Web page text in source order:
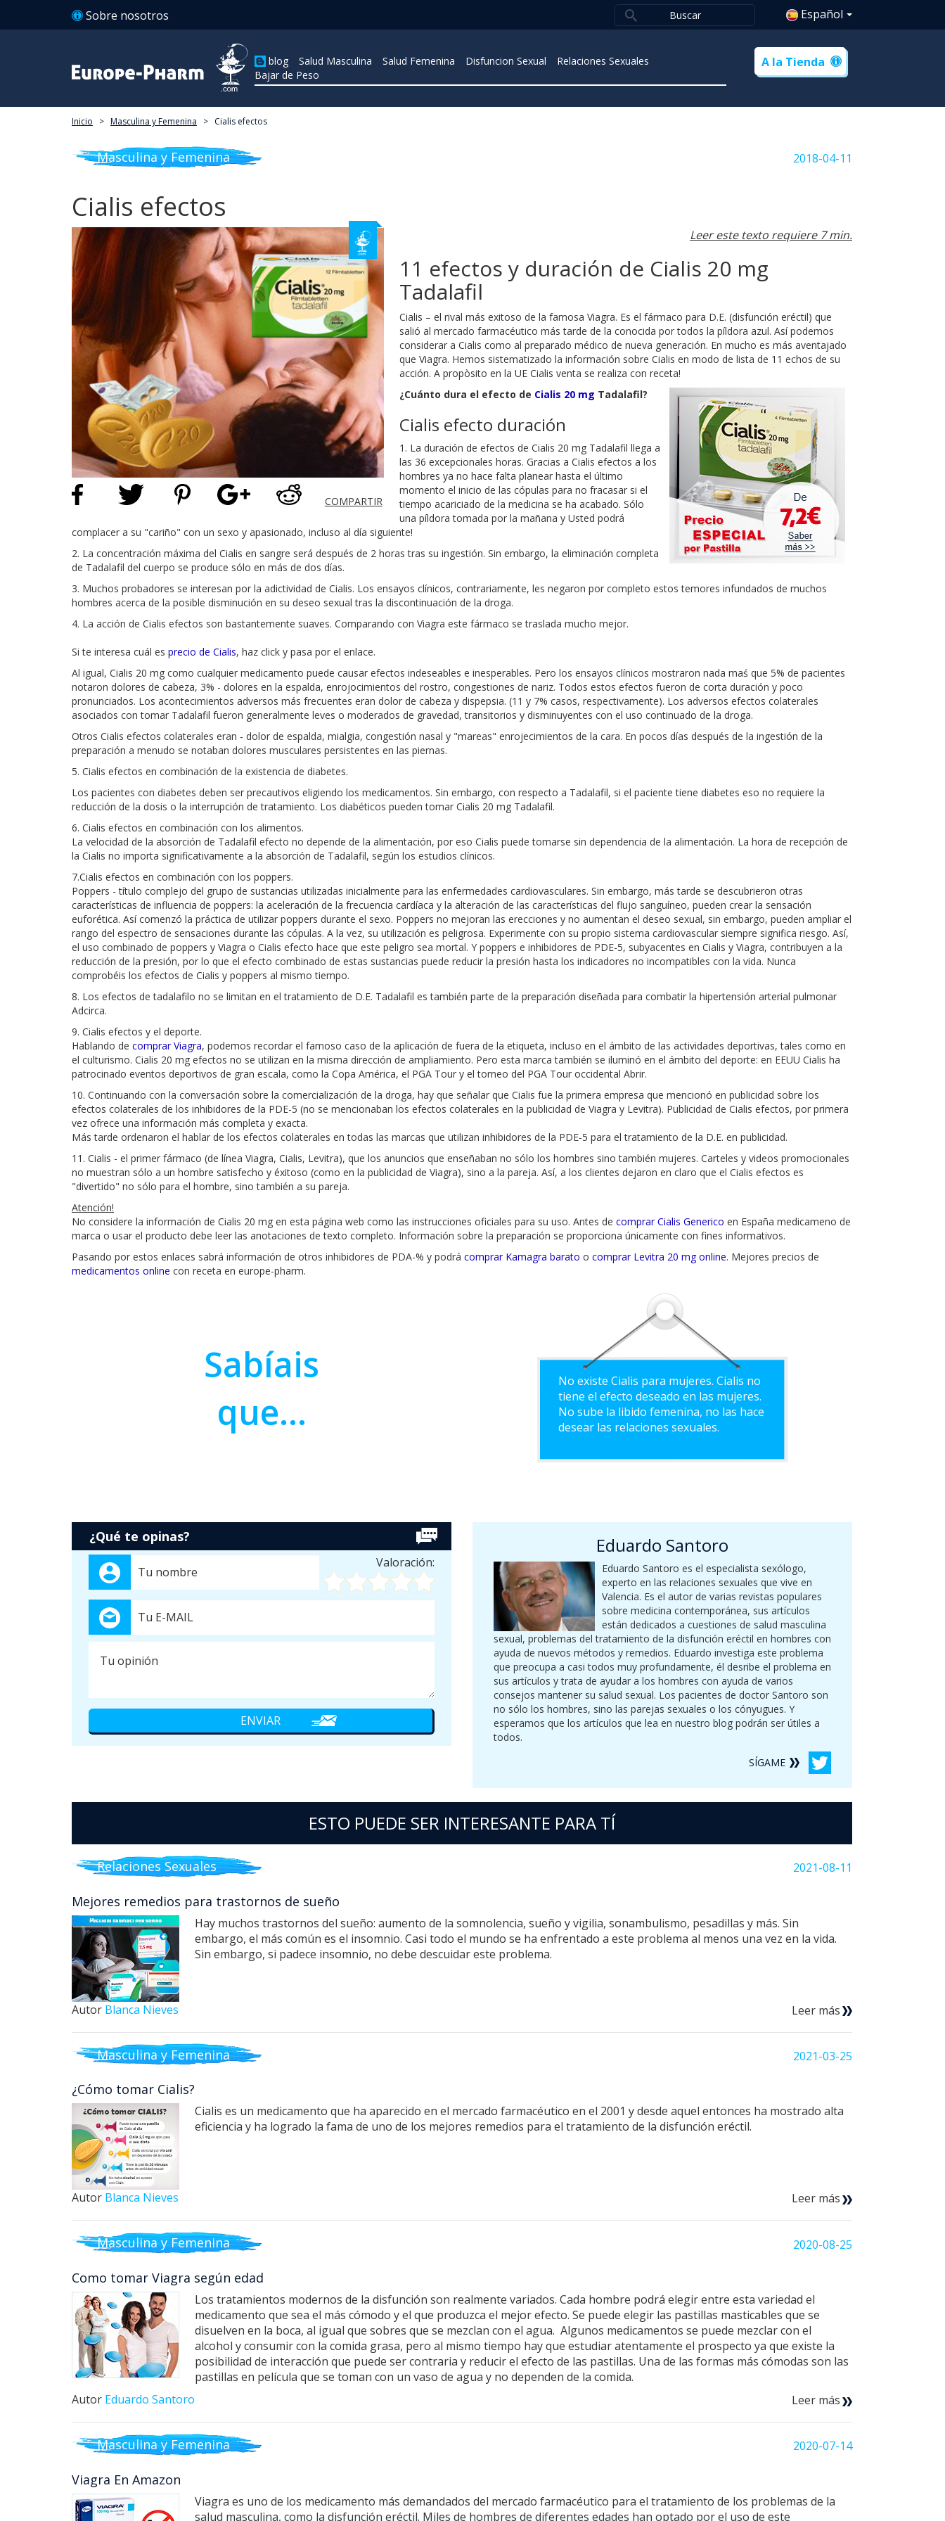
Sobre nosotros Español
blog Salud Masculina Salud Femenina Disfuncion Sexual
Relaciones Sexuales
Bajar de Peso
A la Tienda
Inicio > Masculina y Femenina > Cialis efectos
Masculina y Femenina 2018-04-11
Cialis efectos
COMPARTIR
Leer este texto requiere 7 min.
11 efectos y duración de Cialis 20 mg
Tadalafil
Cialis – el rival más exitoso de la famosa Viagra. Es el fármaco para D.E. (disfunción eréctil) que
salió al mercado farmacéutico más tarde de la conocida por todos la píldora azul. Así podemos
considerar a Cialis como al preparado médico de nueva generación. En mucho es más aventajado
que Viagra. Hemos sistematizado la información sobre Cialis en modo de lista de 11 echos de su
acción. A propòsito en la UE Cialis venta se realiza con receta!
¿Cuánto dura el efecto de Cialis 20 mg Tadalafil?
Cialis efecto duración
1. La duración de efectos de Cialis 20 mg Tadalafil llega a
las 36 excepcionales horas. Gracias a Cialis efectos a los
hombres ya no hace falta planear hasta el último
momento el inicio de las cópulas para no fracasar si el
tiempo acariciado de la medicina se ha acabado. Sólo
una píldora tomada por la mañana y Usted podrá
complacer a su "cariño" con un sexo y apasionado, incluso al día siguiente!
2. La concentración máxima del Cialis en sangre será después de 2 horas tras su ingestión. Sin embargo, la eliminación completa
de Tadalafil del cuerpo se produce sólo en más de dos días.
3. Muchos probadores se interesan por la adictividad de Cialis. Los ensayos clínicos, contrariamente, les negaron por completo estos temores infundados de muchos
hombres acerca de la posible disminución en su deseo sexual tras la discontinuación de la droga.
4. La acción de Cialis efectos son bastantemente suaves. Comparando con Viagra este fármaco se traslada mucho mejor.
Si te interesa cuál es precio de Cialis, haz click y pasa por el enlace.
Al igual, Cialis 20 mg como cualquier medicamento puede causar efectos indeseables e inesperables. Pero los ensayos clínicos mostraron nada maś que 5% de pacientes
notaron dolores de cabeza, 3% - dolores en la espalda, enrojocimientos del rostro, congestiones de nariz. Todos estos efectos fueron de corta duración y poco
pronunciados. Los acontecimientos adversos más frecuentes eran dolor de cabeza y dispepsia. (11 y 7% casos, respectivamente). Los adversos efectos colaterales
asociados con tomar Tadalafil fueron generalmente leves o moderados de gravedad, transitorios y disminuyentes con el uso continuado de la droga.
Otros Cialis efectos colaterales eran - dolor de espalda, mialgia, congestión nasal y "mareas" enrojecimientos de la cara. En pocos días después de la ingestión de la
preparación a menudo se notaban dolores musculares persistentes en las piernas.
5. Cialis efectos en combinación de la existencia de diabetes.
Los pacientes con diabetes deben ser precautivos eligiendo los medicamentos. Sin embargo, con respecto a Tadalafil, si el paciente tiene diabetes eso no requiere la
reducción de la dosis o la interrupción de tratamiento. Los diabéticos pueden tomar Cialis 20 mg Tadalafil.
6. Cialis efectos en combinación con los alimentos.
La velocidad de la absorción de Tadalafil efecto no depende de la alimentación, por eso Cialis puede tomarse sin dependencia de la alimentación. La hora de recepción de
la Cialis no importa significativamente a la absorción de Tadalafil, según los estudios clínicos.
7.Cialis efectos en combinación con los poppers.
Poppers - título complejo del grupo de sustancias utilizadas inicialmente para las enfermedades cardiovasculares. Sin embargo, más tarde se descubrieron otras
características de influencia de poppers: la aceleración de la frecuencia cardíaca y la alteración de las características del flujo sanguíneo, pueden crear la sensación
euforética. Así comenzó la práctica de utilizar poppers durante el sexo. Poppers no mejoran las erecciones y no aumentan el deseo sexual, sin embargo, pueden ampliar el
rango del espectro de sensaciones durante las cópulas. A la vez, su utilización es peligrosa. Experimente con su propio sistema cardiovascular siempre significa riesgo. Así,
el uso combinado de poppers y Viagra o Cialis efecto hace que este peligro sea mortal. Y poppers e inhibidores de PDE-5, subyacentes en Cialis y Viagra, contribuyen a la
reducción de la presión, por lo que el efecto combinado de estas sustancias puede reducir la presión hasta los indicadores no incompatibles con la vida. Nunca
comprobéis los efectos de Cialis y poppers al mismo tiempo.
8. Los efectos de tadalafilo no se limitan en el tratamiento de D.E. Tadalafil es también parte de la preparación diseñada para combatir la hipertensión arterial pulmonar
Adcirca.
9. Cialis efectos y el deporte.
Hablando de comprar Viagra, podemos recordar el famoso caso de la aplicación de fuera de la etiqueta, incluso en el ámbito de las actividades deportivas, tales como en
el culturismo. Cialis 20 mg efectos no se utilizan en la misma dirección de ampliamiento. Pero esta marca también se iluminó en el ámbito del deporte: en EEUU Cialis ha
patrocinado eventos deportivos de gran escala, como la Copa América, el PGA Tour y el torneo del PGA Tour occidental Abrir.
10. Continuando con la conversación sobre la comercialización de la droga, hay que señalar que Cialis fue la primera empresa que mencionó en publicidad sobre los
efectos colaterales de los inhibidores de la PDE-5 (no se mencionaban los efectos colaterales en la publicidad de Viagra y Levitra). Publicidad de Cialis efectos, por primera
vez ofrece una información más completa y exacta.
Más tarde ordenaron el hablar de los efectos colaterales en todas las marcas que utilizan inhibidores de la PDE-5 para el tratamiento de la D.E. en publicidad.
11. Cialis - el primer fármaco (de línea Viagra, Cialis, Levitra), que los anuncios que enseñaban no sólo los hombres sino también mujeres. Carteles y videos promocionales
no muestran sólo a un hombre satisfecho y éxitoso (como en la publicidad de Viagra), sino a la pareja. Así, a los clientes dejaron en claro que el Cialis efectos es
"divertido" no sólo para el hombre, sino también a su pareja.
Atención!
No considere la información de Cialis 20 mg en esta página web como las instrucciones oficiales para su uso. Antes de comprar Cialis Generico en España medicameno de
marca o usar el producto debe leer las anotaciones de texto completo. Información sobre la preparación se proporciona únicamente con fines informativos.
Pasando por estos enlaces sabrá información de otros inhibidores de PDA-% y podrá comprar Kamagra barato o comprar Levitra 20 mg online. Mejores precios de
medicamentos online con receta en europe-pharm.
Sabíais
que...
No existe Cialis para mujeres. Cialis no
tiene el efecto deseado en las mujeres.
No sube la libido femenina, no las hace
desear las relaciones sexuales.
¿Qué te opinas?
Valoración:
Eduardo Santoro
Eduardo Santoro es el especialista sexólogo,
experto en las relaciones sexuales que vive en
Valencia. Es el autor de varias revistas populares
sobre medicina contemporánea, sus artículos
están dedicados a cuestiones de salud masculina
sexual, problemas del tratamiento de la disfunción eréctil en hombres con
ayuda de nuevos métodos y remedios. Eduardo investiga este problema
que preocupa a casi todos muy profundamente, él desribe el problema en
sus artículos y trata de ayudar a los hombres con ayuda de varios
consejos mantener su salud sexual. Los pacientes de doctor Santoro son
no sólo los hombres, sino las parejas sexuales o los cónyugues. Y
esperamos que los artículos que lea en nuestro blog podrán ser útiles a
todos.
SÍGAME
ESTO PUEDE SER INTERESANTE PARA TÍ
Relaciones Sexuales 2021-08-11
Mejores remedios para trastornos de sueño
Hay muchos trastornos del sueño: aumento de la somnolencia, sueño y vigilia, sonambulismo, pesadillas y más. Sin
embargo, el más común es el insomnio. Casi todo el mundo se ha enfrentado a este problema al menos una vez en la vida.
Sin embargo, si padece insomnio, no debe descuidar este problema.
Autor Blanca Nieves Leer más
Masculina y Femenina 2021-03-25
¿Cómo tomar Cialis?
Cialis es un medicamento que ha aparecido en el mercado farmacéutico en el 2001 y desde aquel entonces ha mostrado alta
eficiencia y ha logrado la fama de uno de los mejores remedios para el tratamiento de la disfunción eréctil.
Autor Blanca Nieves Leer más
Masculina y Femenina 2020-08-25
Como tomar Viagra según edad
Los tratamientos modernos de la disfunción son realmente variados. Cada hombre podrá elegir entre esta variedad el
medicamento que sea el más cómodo y el que produzca el mejor efecto. Se puede elegir las pastillas masticables que se
disuelven en la boca, al igual que sobres que se mezclan con el agua. Algunos medicamentos se puede mezclar con el
alcohol y consumir con la comida grasa, pero al mismo tiempo hay que estudiar atentamente el prospecto ya que existe la
posibilidad de interacción que puede ser contraria y reducir el efecto de las pastillas. Una de las formas más cómodas son las
pastillas en película que se toman con un vaso de agua y no dependen de la comida.
Autor Eduardo Santoro Leer más
Masculina y Femenina 2020-07-14
Viagra En Amazon
Viagra es uno de los medicamento más demandados del mercado farmacéutico para el tratamiento de los problemas de la
salud masculina, como la disfunción eréctil. Miles de hombres de diferentes edades han optado por el uso de este